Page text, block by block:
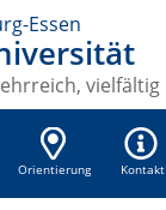
Essen
vielfältig
Orientierung Kontakt